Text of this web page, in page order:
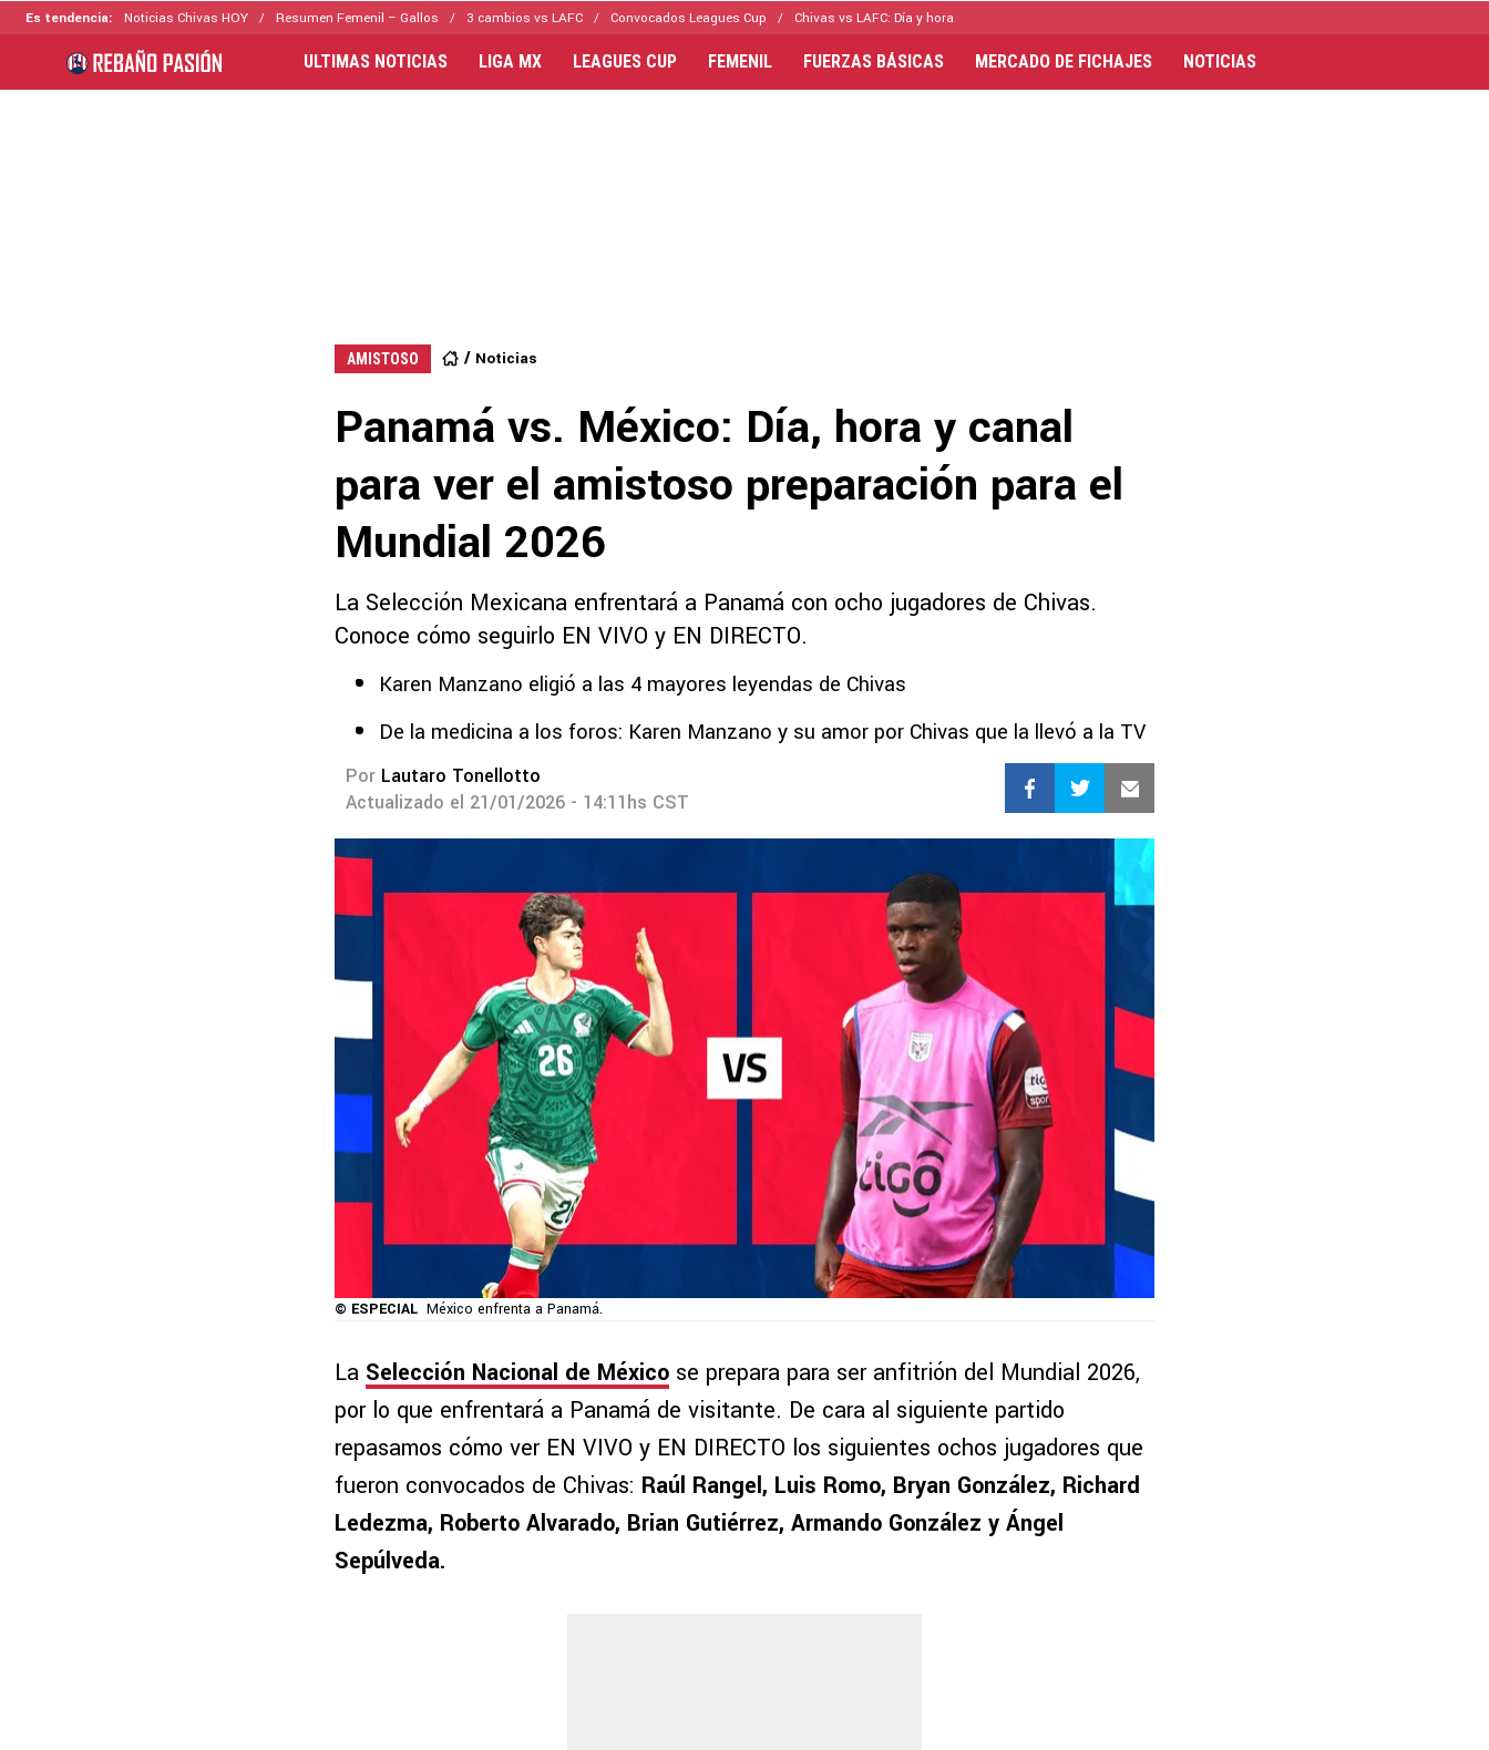
Es tendencia: Noticias Chivas HOY Resumen Femenil – Gallos 3 cambios vs LAFC Convocados Leagues Cup Chivas vs LAFC: Día y hora
ULTIMAS NOTICIAS LIGA MX LEAGUES CUP FEMENIL FUERZAS BÁSICAS MERCADO DE FICHAJES NOTICIAS
AMISTOSO Noticias
Panamá vs. México: Día, hora y canal
para ver el amistoso preparación para el
Mundial 2026
La Selección Mexicana enfrentará a Panamá con ocho jugadores de Chivas.
Conoce cómo seguirlo EN VIVO y EN DIRECTO.
Karen Manzano eligió a las 4 mayores leyendas de Chivas
De la medicina a los foros: Karen Manzano y su amor por Chivas que la llevó a la TV
Por Lautaro Tonellotto
Actualizado el 21/01/2026 - 14:11hs CST
© ESPECIAL México enfrenta a Panamá.
La Selección Nacional de México se prepara para ser anfitrión del Mundial 2026,
por lo que enfrentará a Panamá de visitante. De cara al siguiente partido
repasamos cómo ver EN VIVO y EN DIRECTO los siguientes ochos jugadores que
fueron convocados de Chivas: Raúl Rangel, Luis Romo, Bryan González, Richard
Ledezma, Roberto Alvarado, Brian Gutiérrez, Armando González y Ángel
Sepúlveda.